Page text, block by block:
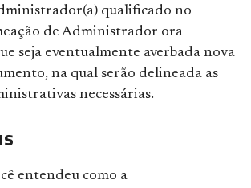
qualificado no
de Administrador ora
seja eventualmente averbada nova
na qual serão delineada as
necessárias.
entendeu como a